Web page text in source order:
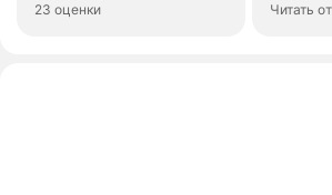
23 оценки Читать